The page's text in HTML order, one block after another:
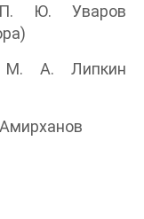
П. Ю. Уваров
М. А. Липкин